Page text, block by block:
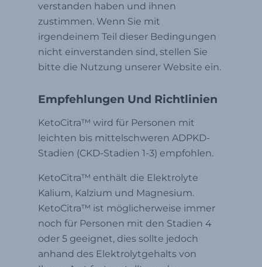
verstanden haben und ihnen
zustimmen. Wenn Sie mit
irgendeinem Teil dieser Bedingungen
nicht einverstanden sind, stellen Sie
bitte die Nutzung unserer Website ein.
Empfehlungen Und Richtlinien
KetoCitra™️ wird für Personen mit
leichten bis mittelschweren ADPKD-
Stadien (CKD-Stadien 1-3) empfohlen.
KetoCitra™️ enthält die Elektrolyte
Kalium, Kalzium und Magnesium.
KetoCitra™ ist möglicherweise immer
noch für Personen mit den Stadien 4
oder 5 geeignet, dies sollte jedoch
anhand des Elektrolytgehalts von